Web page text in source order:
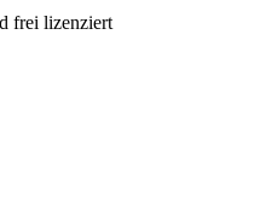
frei lizenziert